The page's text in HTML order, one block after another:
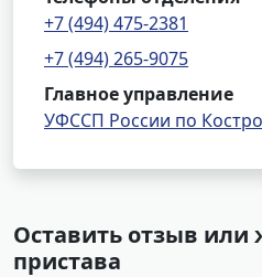
+7 (494) 475-2381
+7 (494) 265-9075
Главное управление
УФССП России по
Оставить отзыв или
пристава